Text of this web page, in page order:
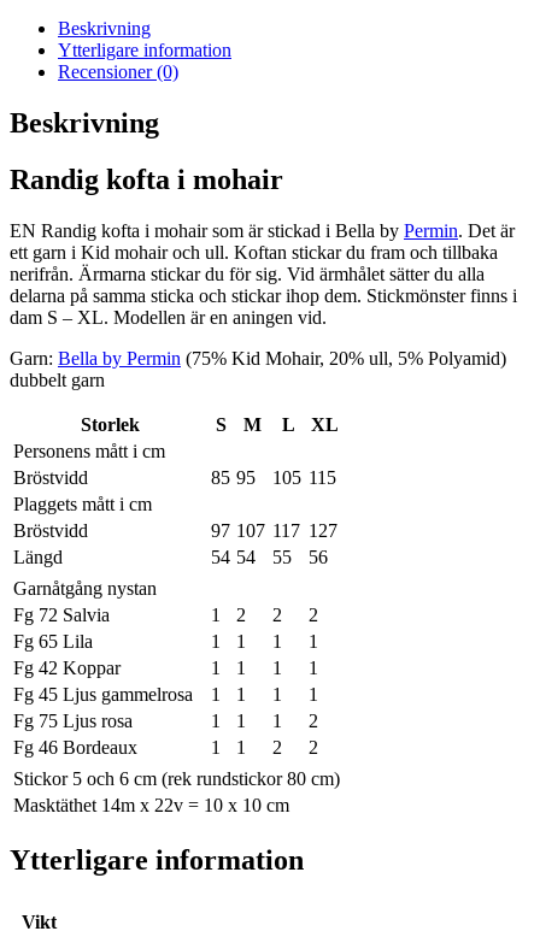
Beskrivning
Ytterligare information
Recensioner (0)
Beskrivning
Randig kofta i mohair
EN Randig kofta i mohair som är stickad i Bella by Permin. Det är
ett garn i Kid mohair och ull. Koftan stickar du fram och tillbaka
nerifrån. Ärmarna stickar du för sig. Vid ärmhålet sätter du alla
delarna på samma sticka och stickar ihop dem. Stickmönster finns i
dam S – XL. Modellen är en aningen vid.
Garn: Bella by Permin (75% Kid Mohair, 20% ull, 5% Polyamid)
dubbelt garn
Storlek S M L
XL
Personens mått i cm
Bröstvidd
85 95 105 115
Plaggets mått i cm
Bröstvidd
97 107 117 127
Längd
54 54 55
56
Garnåtgång nystan
Fg 72 Salvia
1 2 2
2
Fg 65 Lila
1 1 1
1
Fg 42 Koppar
1 1 1
1
Fg 45 Ljus gammelrosa
1 1 1
1
Fg 75 Ljus rosa
1 1 1
2
Fg 46 Bordeaux
1 1 2
2
Stickor 5 och 6 cm (rek rundstickor 80 cm)
Masktäthet 14m x 22v = 10 x 10 cm
Ytterligare information
Vikt